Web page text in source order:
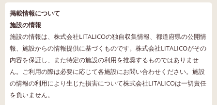
掲載情報について
施設の情報
施設の情報は、株式会社LITALICOの独自収集情報、都道府県の公開情
報、施設からの情報提供に基づくものです。株式会社LITALICOがその
内容を保証し、また特定の施設の利用を推奨するものではありませ
ん。ご利用の際は必要に応じて各施設にお問い合わせください。施設
の情報の利用により生じた損害について株式会社LITALICOは一切責任
を負いません。